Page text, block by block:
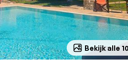
Bekijk alle